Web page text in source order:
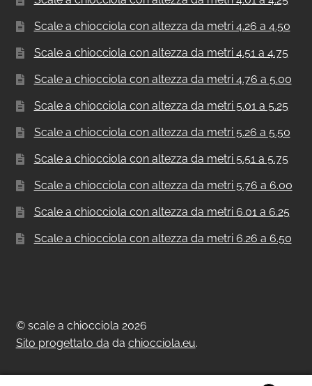
Scale a chiocciola con altezza da metri 4.26 a 4.50
Scale a chiocciola con altezza da metri 4.51 a 4.75
Scale a chiocciola con altezza da metri 4.76 a 5.00
Scale a chiocciola con altezza da metri 5.01 a 5.25
Scale a chiocciola con altezza da metri 5.26 a 5.50
Scale a chiocciola con altezza da metri 5.51 a 5.75
Scale a chiocciola con altezza da metri 5.76 a 6.00
Scale a chiocciola con altezza da metri 6.01 a 6.25
Scale a chiocciola con altezza da metri 6.26 a 6.50
© scale a chiocciola 2026
Sito progettato da da chiocciola.eu.